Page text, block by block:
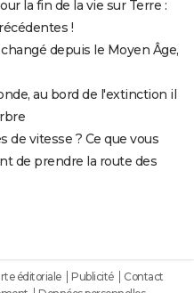
la fin de la vie sur Terre :
!
depuis le Moyen Âge,
au bord de l'extinction il
de vitesse ? Ce que vous
de prendre la route des
éditoriale Publicité
Contact